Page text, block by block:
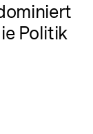
Politik